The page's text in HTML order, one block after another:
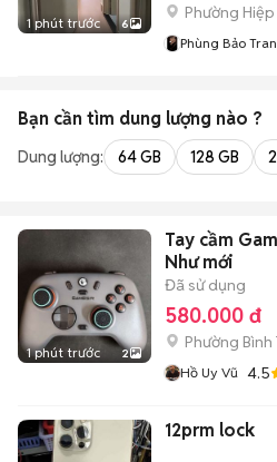
1 phút trước 6
Phường
Phùng Bảo
Bạn cần tìm dung lượng nào ?
Dung lượng: 64 GB 128 GB
1 phút trước 2
Tay cầm
Như mới
Đã sử dụng
580.000 đ
Phường
Hồ Uy Vũ 4.5
12prm lock